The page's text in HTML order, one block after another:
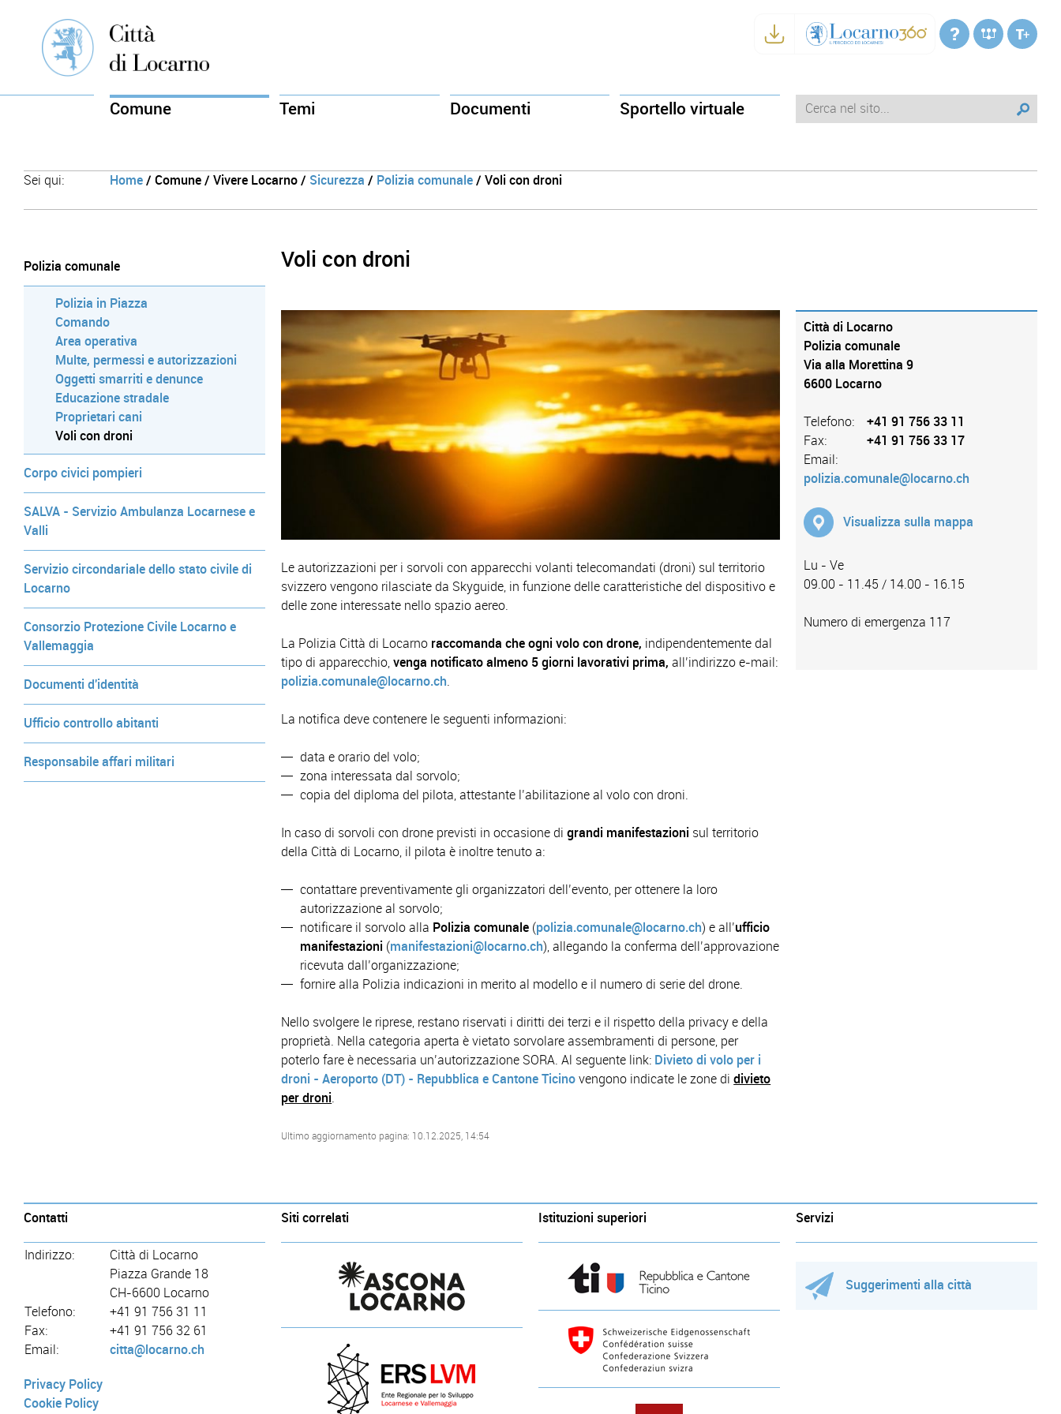
Comune Temi Documenti Sportello virtuale
Sei qui: Home/ Comune / Vivere Locarno / Sicurezza / Polizia comunale/ Voli con droni
Polizia comunale
Polizia in Piazza
Comando
Area operativa
Multe, permessi e autorizzazioni
Oggetti smarriti e denunce
Educazione stradale
Proprietari cani
Voli con droni
Corpo civici pompieri
SALVA - Servizio Ambulanza Locarnese e
Valli
Servizio circondariale dello stato civile di
Locarno
Consorzio Protezione Civile Locarno e
Vallemaggia
Documenti d'identità
Ufficio controllo abitanti
Responsabile affari militari
Voli con droni
Le autorizzazioni per i sorvoli con apparecchi volanti telecomandati (droni) sul territorio
svizzero vengono rilasciate da Skyguide, in funzione delle caratteristiche del dispositivo e
delle zone interessate nello spazio aereo.
La Polizia Città di Locarno raccomanda che ogni volo con drone, indipendentemente dal
tipo di apparecchio,venga notificato almeno 5 giorni lavorativi prima,all’indirizzo e-mail:
polizia.comunale@locarno.ch.
La notifica deve contenere le seguenti informazioni:
data e orario del volo;
zona interessata dal sorvolo;
copia del diploma del pilota, attestante l’abilitazione al volo con droni.
In caso di sorvoli con drone previsti in occasione di grandi manifestazioni sul territorio
della Città di Locarno, il pilota è inoltre tenuto a:
contattare preventivamente gli organizzatori dell’evento, per ottenere la loro
autorizzazione al sorvolo;
notificare il sorvolo alla Polizia comunale (polizia.comunale@locarno.ch) e all’ufficio
manifestazioni (manifestazioni@locarno.ch), allegando la conferma dell’approvazione
ricevuta dall’organizzazione;
fornire alla Polizia indicazioni in merito al modello e il numero di serie del drone.
Nello svolgere le riprese, restano riservati i diritti dei terzi e il rispetto della privacy e della
proprietà. Nella categoria aperta è vietato sorvolare assembramenti di persone, per
poterlo fare è necessaria un’autorizzazione SORA. Al seguente link: Divieto di volo per i
droni - Aeroporto (DT) - Repubblica e Cantone Ticino vengono indicate le zone didivieto
per droni.
Ultimo aggiornamento pagina: 10.12.2025, 14:54
Città di Locarno
Polizia comunale
Via alla Morettina 9
6600 Locarno
Telefono:
+41 91 756 33 11
Fax:
+41 91 756 33 17
Email:
polizia.comunale@locarno.ch
Visualizza sulla mappa
Lu - Ve
09.00 - 11.45 / 14.00 - 16.15
Numero di emergenza 117
Contatti
Indirizzo:
Città di Locarno
Piazza Grande 18
CH-6600 Locarno
Telefono:
+41 91 756 31 11
Fax:
+41 91 756 32 61
Email:
citta@locarno.ch
Privacy Policy
Cookie Policy
Siti correlati Istituzioni superiori Servizi
Suggerimenti alla città